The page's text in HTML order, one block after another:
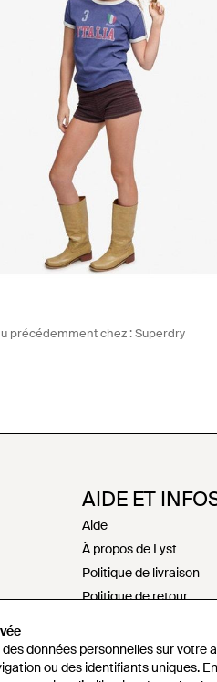
données personnelles sur votre
ou des identifiants uniques. En
précédemment chez :Superdry
AIDE ET
Aide
À propos de Lyst
Politique de livraison
Politique de retour
Politique de
Recrutement